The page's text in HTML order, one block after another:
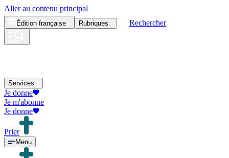
Aller au contenu principal
Édition française Rubriques Rechercher
Services
Je donne
Je m'abonne
Je donne
Prier
Menu